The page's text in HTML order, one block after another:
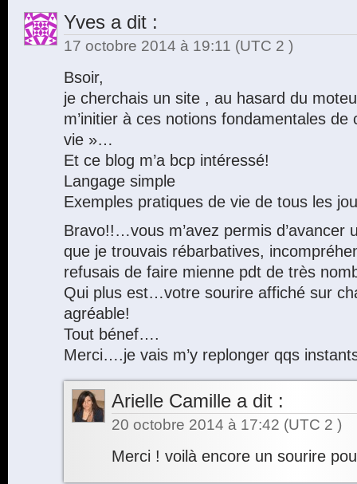
Yves a dit :
17 octobre 2014 à 19:11 (UTC 2 )
Bsoir,
je cherchais un site , au hasard du
m’initier à ces notions fondamentales de
vie »…
Et ce blog m’a bcp intéressé!
Langage simple
Exemples pratiques de vie de tous les
Bravo!!…vous m’avez permis d’avancer
que je trouvais rébarbatives,
refusais de faire mienne pdt de très
Qui plus est…votre sourire affiché sur
agréable!
Tout bénef….
Merci….je vais m’y replonger qqs
Arielle Camille a dit :
20 octobre 2014 à 17:42 (UTC 2 )
Merci ! voilà encore un sourire